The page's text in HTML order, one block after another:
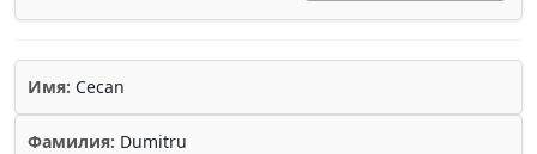
Имя: Cecan
Фамилия: Dumitru